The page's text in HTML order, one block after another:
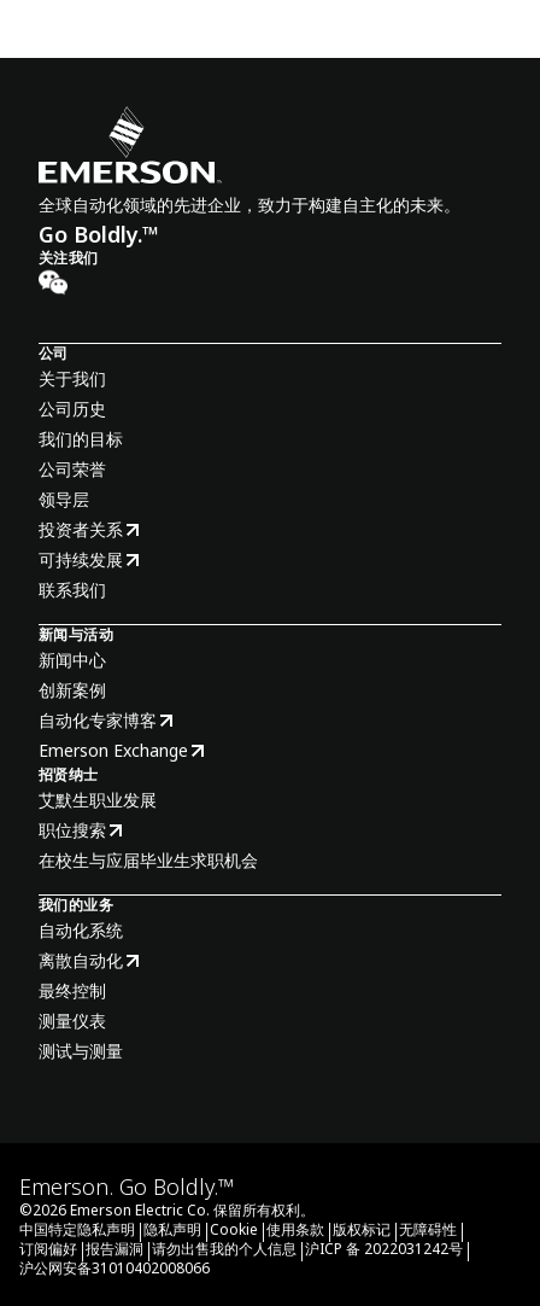
全球自动化领域的先进企业，致力于构建自主化的未来。
Go Boldly.™
关注我们
公司
关于我们
公司历史
我们的目标
公司荣誉
领导层
投资者关系
可持续发展
联系我们
新闻与活动
新闻中心
创新案例
自动化专家博客
Emerson Exchange
招贤纳士
艾默生职业发展
职位搜索
在校生与应届毕业生求职机会
我们的业务
自动化系统
离散自动化
最终控制
测量仪表
测试与测量
Emerson. Go Boldly.™
©2026Emerson Electric Co. 保留所有权利。
中国特定隐私声明 |隐私声明 |Cookie |使用条款 |版权标记 |无障碍性 |
订阅偏好 |报告漏洞 |请勿出售我的个人信息 |沪ICP 备 2022031242号 |
沪公网安备31010402008066